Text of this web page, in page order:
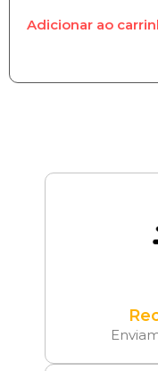
Adicionar ao